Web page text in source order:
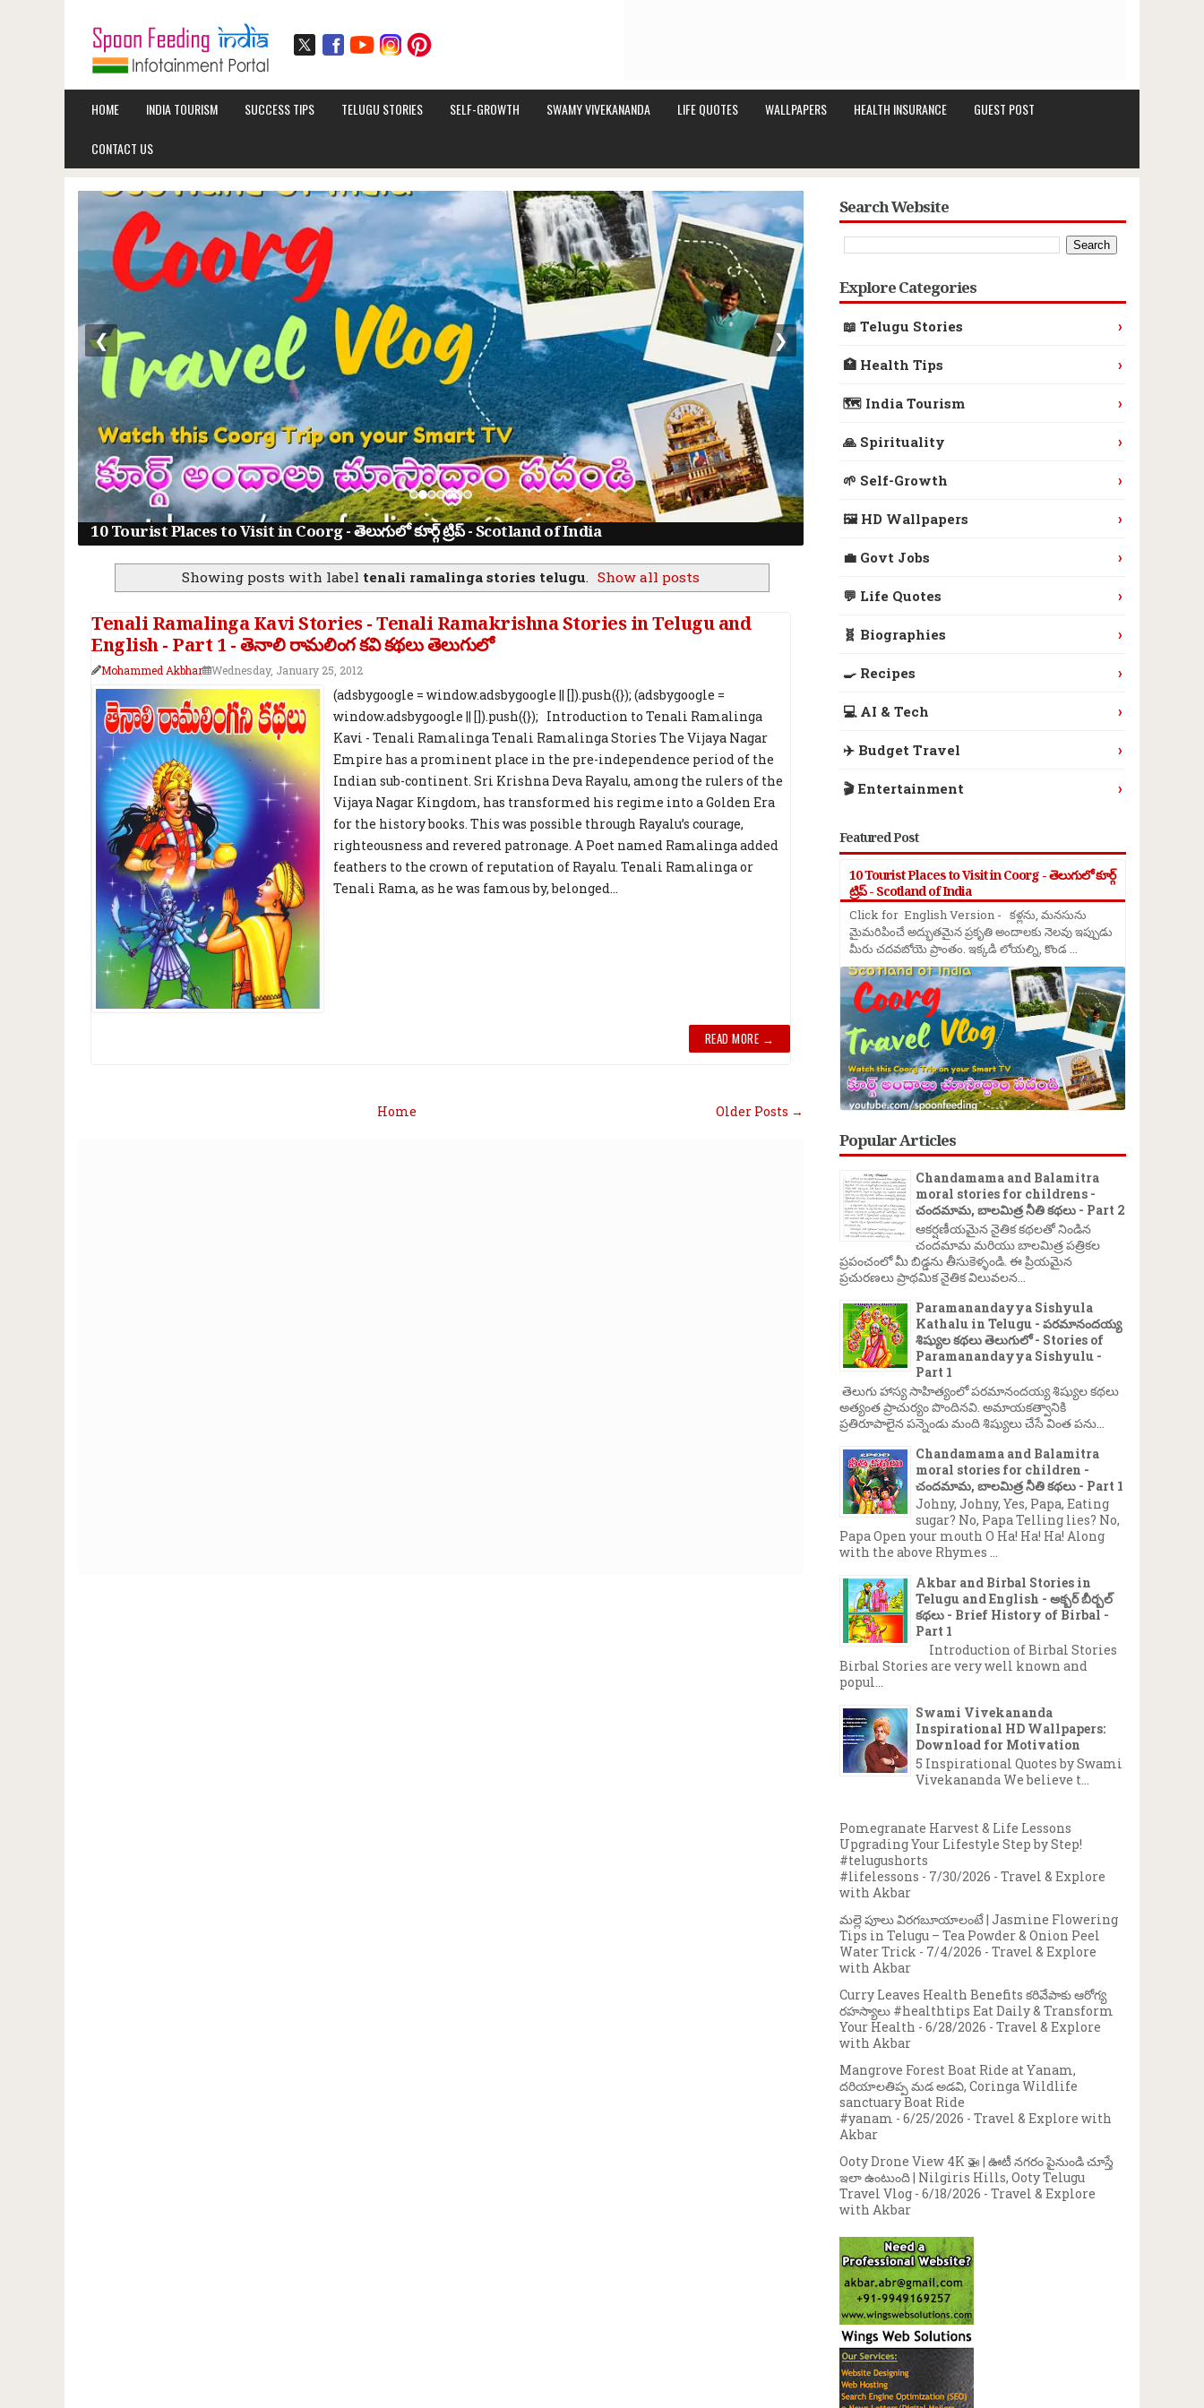
HOME INDIA TOURISM SUCCESS TIPS TELUGU STORIES SELF-GROWTH SWAMY VIVEKANANDA LIFE QUOTES WALLPAPERS HEALTH INSURANCE GUEST POST
CONTACT US
10 Tourist Places to Visit in Coorg - తెలుగులో కూర్గ్ ట్రిప్ - Scotland of India
❮ ❯
Showing posts with label tenali ramalinga stories telugu. Show all posts
Tenali Ramalinga Kavi Stories - Tenali Ramakrishna Stories in Telugu and
English - Part 1 - తెనాలి రామలింగ కవి కథలు తెలుగులో
Mohammed Akbhar Wednesday, January 25, 2012
(adsbygoogle = window.adsbygoogle || []).push({}); (adsbygoogle =
window.adsbygoogle || []).push({}); Introduction to Tenali Ramalinga
Kavi - Tenali Ramalinga Tenali Ramalinga Stories The Vijaya Nagar
Empire has a prominent place in the pre-independence period of the
Indian sub-continent. Sri Krishna Deva Rayalu, among the rulers of the
Vijaya Nagar Kingdom, has transformed his regime into a Golden Era
for the history books. This was possible through Rayalu’s courage,
righteousness and revered patronage. A Poet named Ramalinga added
feathers to the crown of reputation of Rayalu. Tenali Ramalinga or
Tenali Rama, as he was famous by, belonged...
READ MORE →
Older Posts →
Home
Search Website
Explore Categories
📖 Telugu Stories ›
🏥 Health Tips ›
🗺️ India Tourism ›
🙏 Spirituality ›
🌱 Self-Growth ›
🖼️ HD Wallpapers ›
💼 Govt Jobs ›
💬 Life Quotes ›
🧬 Biographies ›
🍳 Recipes ›
💻 AI & Tech ›
✈️ Budget Travel ›
🎬 Entertainment ›
Featured Post
10 Tourist Places to Visit in Coorg - తెలుగులో కూర్గ్
ట్రిప్ - Scotland of India
Click for English Version - కళ్లను, మనసును
మైమరిపించే అద్భుతమైన ప్రకృతి అందాలకు నెలవు ఇప్పుడు
మీరు చదవబోయె ప్రాంతం. ఇక్కడి లోయల్ని, కొండ ...
Popular Articles
Chandamama and Balamitra
moral stories for childrens -
చందమామ, బాలమిత్ర నీతి కథలు - Part 2
ఆకర్షణీయమైన నైతిక కథలతో నిండిన
చందమామ మరియు బాలమిత్ర పత్రికల
ప్రపంచంలో మీ బిడ్డను తీసుకెళ్ళండి. ఈ ప్రియమైన
ప్రచురణలు ప్రాథమిక నైతిక విలువలన...
Paramanandayya Sishyula
Kathalu in Telugu - పరమానందయ్య
శిష్యుల కథలు తెలుగులో - Stories of
Paramanandayya Sishyulu -
Part 1
తెలుగు హాస్య సాహిత్యంలో పరమానందయ్య శిష్యుల కథలు
అత్యంత ప్రాచుర్యం పొందినవి. అమాయకత్వానికి
ప్రతిరూపాలైన పన్నెండు మంది శిష్యులు చేసే వింత పను...
Chandamama and Balamitra
moral stories for children -
చందమామ, బాలమిత్ర నీతి కథలు - Part 1
Johny, Johny, Yes, Papa, Eating
sugar? No, Papa Telling lies? No,
Papa Open your mouth O Ha! Ha! Ha! Along
with the above Rhymes ...
Akbar and Birbal Stories in
Telugu and English - అక్బర్ బీర్బల్
కథలు - Brief History of Birbal -
Part 1
Introduction of Birbal Stories
Birbal Stories are very well known and
popul...
Swami Vivekananda
Inspirational HD Wallpapers:
Download for Motivation
5 Inspirational Quotes by Swami
Vivekananda We believe t...
Pomegranate Harvest & Life Lessons
Upgrading Your Lifestyle Step by Step!
#telugushorts
#lifelessons - 7/30/2026 - Travel & Explore
with Akbar
మల్లె పూలు విరగబూయాలంటే | Jasmine Flowering
Tips in Telugu – Tea Powder & Onion Peel
Water Trick - 7/4/2026 - Travel & Explore
with Akbar
Curry Leaves Health Benefits కరివేపాకు ఆరోగ్య
రహస్యాలు #healthtips Eat Daily & Transform
Your Health - 6/28/2026 - Travel & Explore
with Akbar
Mangrove Forest Boat Ride at Yanam,
దరియాలతిప్ప మడ అడవి, Coringa Wildlife
sanctuary Boat Ride
#yanam - 6/25/2026 - Travel & Explore with
Akbar
Ooty Drone View 4K 🚁 | ఊటీ నగరం పైనుండి చూస్తే
ఇలా ఉంటుంది | Nilgiris Hills, Ooty Telugu
Travel Vlog - 6/18/2026 - Travel & Explore
with Akbar